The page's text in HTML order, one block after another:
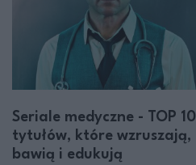
Seriale medyczne - TOP 10
tytułów, które wzruszają,
bawią i edukują